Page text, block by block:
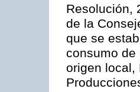
Resolución,
de la
que se
consumo de
origen local,